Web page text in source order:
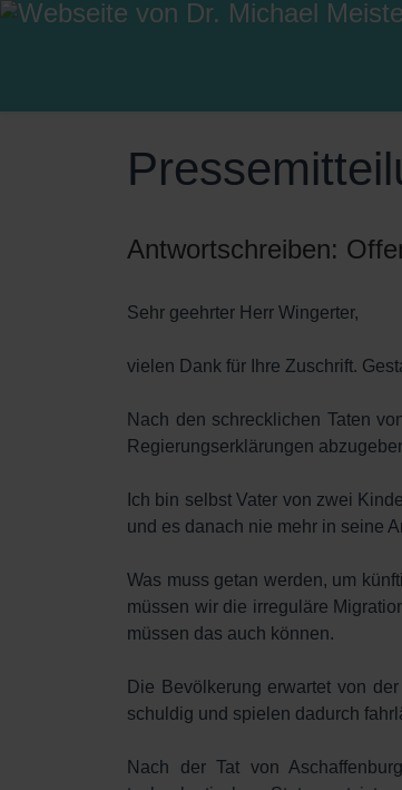
Antwortschreiben:
Sehr geehrter Herr Wingerter,
vielen Dank für Ihre Zuschrift.
Nach den schrecklichen Taten
Regierungserklärungen
Ich bin selbst Vater von zwei
und es danach nie mehr in seine
Was muss getan werden, um
müssen wir die irreguläre
müssen das auch können.
Die Bevölkerung erwartet von
schuldig und spielen dadurch
Nach der Tat von